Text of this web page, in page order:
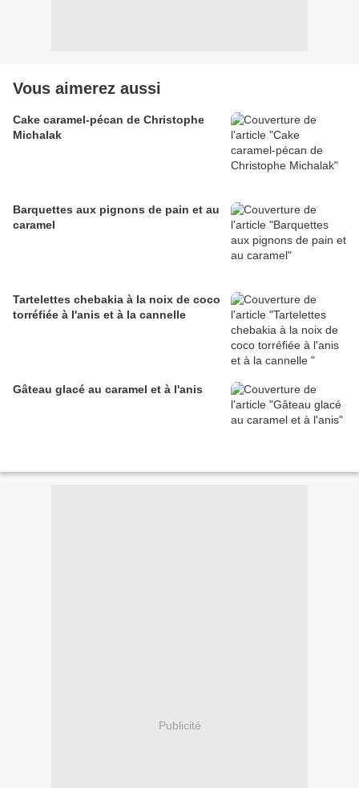
Vous aimerez aussi
Cake caramel-pécan de Christophe
Michalak
Barquettes aux pignons de pain et au
caramel
Tartelettes chebakia à la noix de coco
torréfiée à l'anis et à la cannelle
Gâteau glacé au caramel et à l'anis
Publicité